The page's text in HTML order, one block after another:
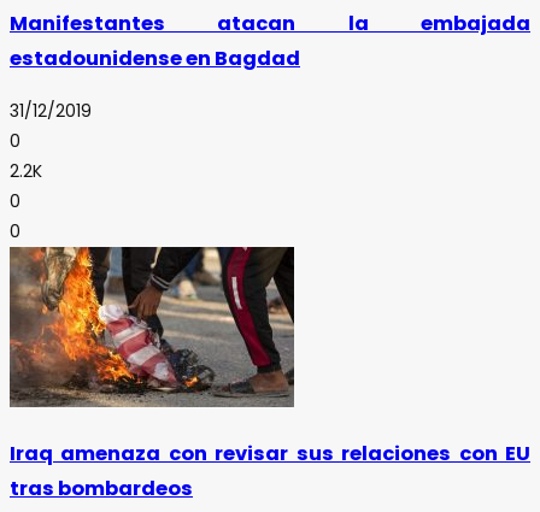
Manifestantes atacan la embajada
estadounidense en Bagdad
31/12/2019
0
2.2K
0
0
Iraq amenaza con revisar sus relaciones con EU
tras bombardeos